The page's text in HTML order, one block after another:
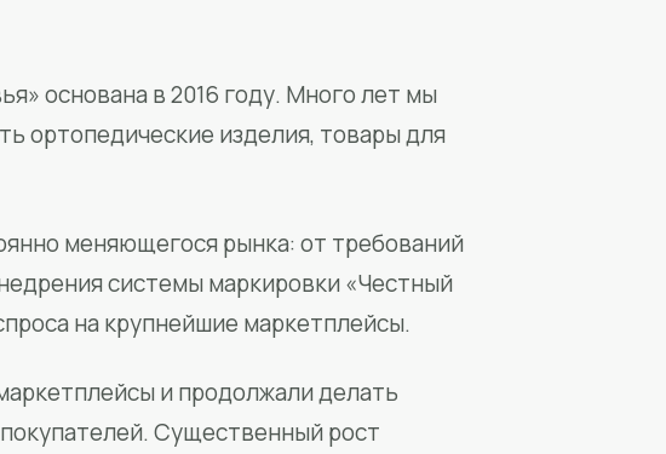
основана в 2016 году. Много лет мы
ортопедические изделия, товары для
меняющегося рынка: от требований
системы маркировки «Честный
на крупнейшие маркетплейсы.
и продолжали делать
Существенный рост